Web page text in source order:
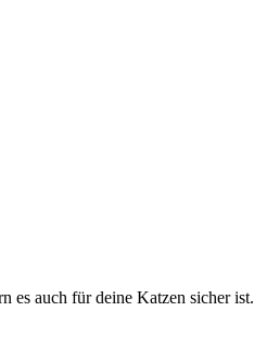
es auch für deine Katzen sicher ist.